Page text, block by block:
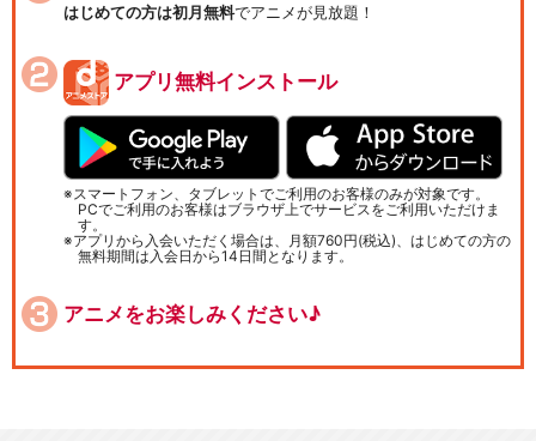
はじめての方は初月無料でアニメが見放題！
アプリ無料インストール
スマートフォン、タブレットでご利用のお客様のみが対象です。
PCでご利用のお客様はブラウザ上でサービスをご利用いただけま
す。
アプリから入会いただく場合は、月額760円(税込)、はじめての方の
無料期間は入会日から14日間となります。
アニメをお楽しみください♪